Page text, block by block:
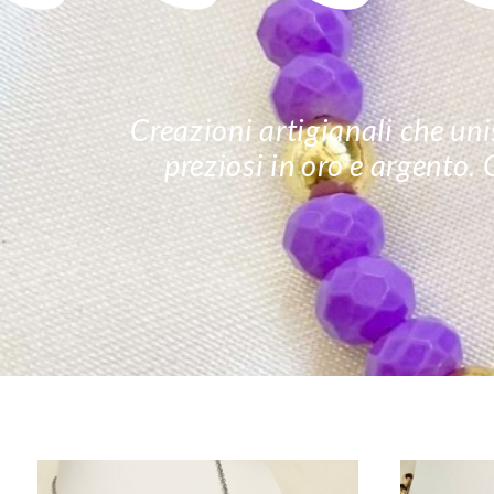
Creazioni artigianali che
preziosi in oro e argento.